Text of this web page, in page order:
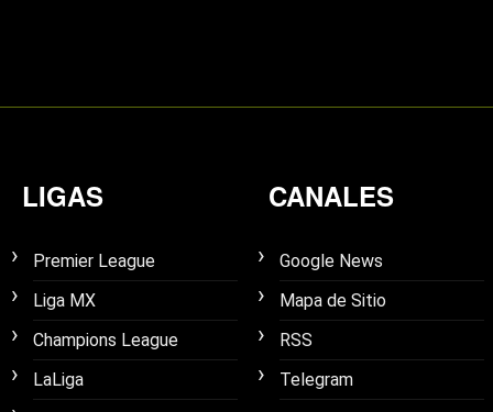
LIGAS
Premier League
Liga MX
Champions League
LaLiga
CANALES
Google News
Mapa de Sitio
RSS
Telegram